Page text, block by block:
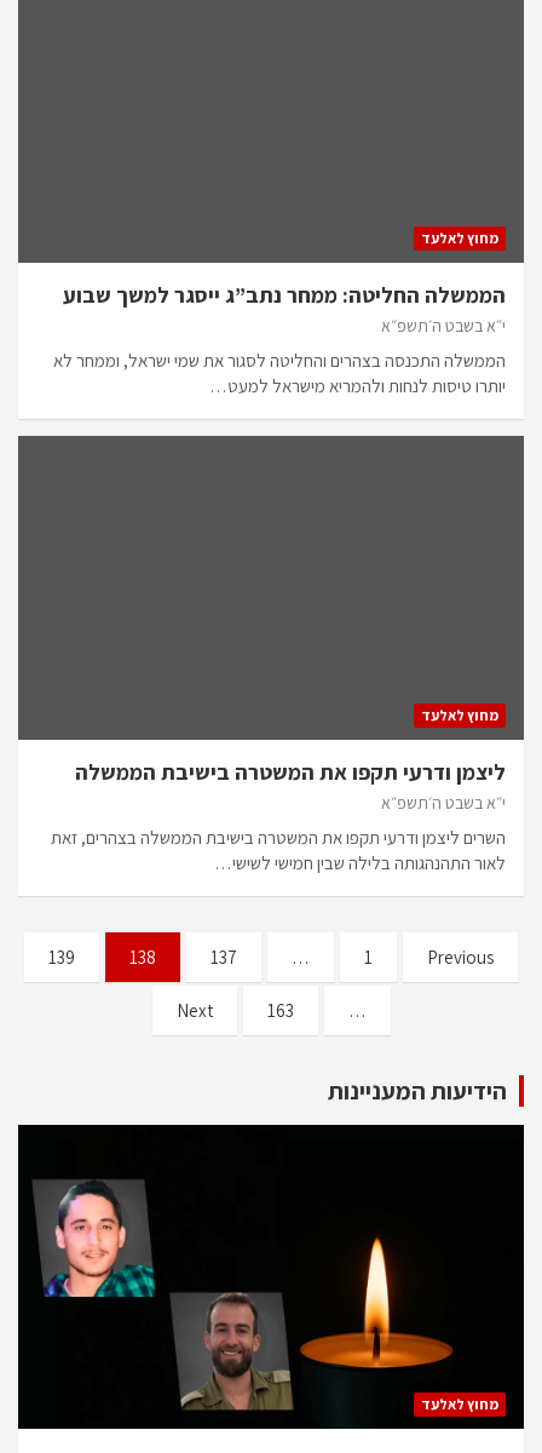
מחוץ לאלעד
הממשלה החליטה: ממחר נתב”ג ייסגר למשך שבוע
י״א בשבט ה׳תשפ״א
הממשלה התכנסה בצהרים והחליטה לסגור את שמי ישראל, וממחר לא
יותרו טיסות לנחות ולהמריא מישראל למעט…
מחוץ לאלעד
ליצמן ודרעי תקפו את המשטרה בישיבת הממשלה
י״א בשבט ה׳תשפ״א
השרים ליצמן ודרעי תקפו את המשטרה בישיבת הממשלה בצהרים, זאת
לאור התהנהגותה בלילה שבין חמישי לשישי…
Posts
pagination
Previous
1
…
137
138
139
…
163
Next
הידיעות המעניינות
מחוץ לאלעד